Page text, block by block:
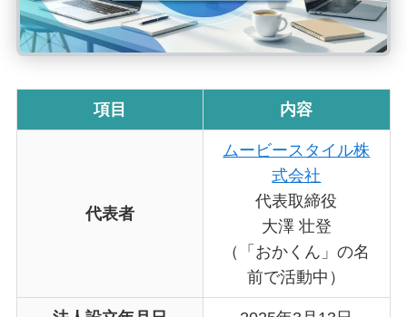
項目 内容
代表者
ムービースタイル株
式会社
代表取締役
大澤 壮登
（「おかくん」の名
前で活動中）